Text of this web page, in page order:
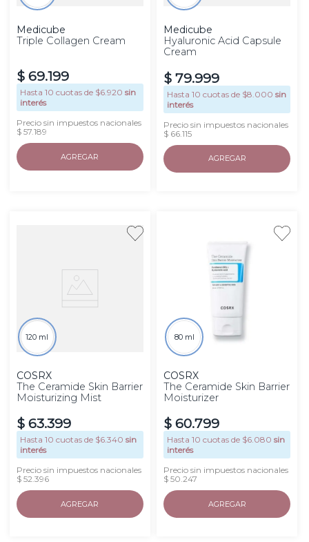
Medicube
Triple Collagen Cream
$ 69.199
Hasta 10 cuotas de $6.920 sin
interés
Precio sin impuestos nacionales
$ 57.189
AGREGAR
Medicube
Hyaluronic Acid Capsule
Cream
$ 79.999
Hasta10 cuotas de $8.000 sin
interés
Precio sin impuestos nacionales
$ 66.115
AGREGAR
120 ml
COSRX
The Ceramide Skin Barrier
Moisturizing Mist
$ 63.399
Hasta 10 cuotas de $6.340 sin
interés
Precio sin impuestos nacionales
$ 52.396
AGREGAR
80 ml
COSRX
The Ceramide Skin Barrier
Moisturizer
$ 60.799
Hasta10 cuotas de $6.080 sin
interés
Precio sin impuestos nacionales
$ 50.247
AGREGAR